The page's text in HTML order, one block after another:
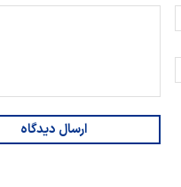
ارسال دیدگاه